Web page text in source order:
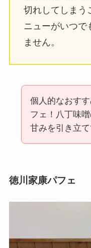
切れしてしまう
ニューがいつで
ません。
個人的なおす
フェ！八丁味噌
甘みを引き立て
徳川家康パフェ